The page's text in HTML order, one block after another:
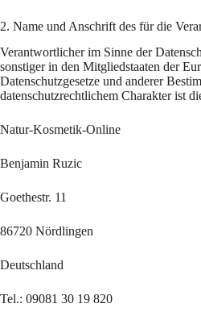
2. Name und Anschrift des für die
Verantwortlicher im Sinne der
sonstiger in den Mitgliedstaaten der
Datenschutzgesetze und anderer
datenschutzrechtlichem Charakter ist
Natur-Kosmetik-Online
Benjamin Ruzic
Goethestr. 11
86720 Nördlingen
Deutschland
Tel.: 09081 30 19 820